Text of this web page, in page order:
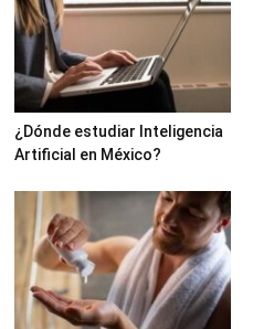
¿Dónde estudiar Inteligencia
Artificial en México?